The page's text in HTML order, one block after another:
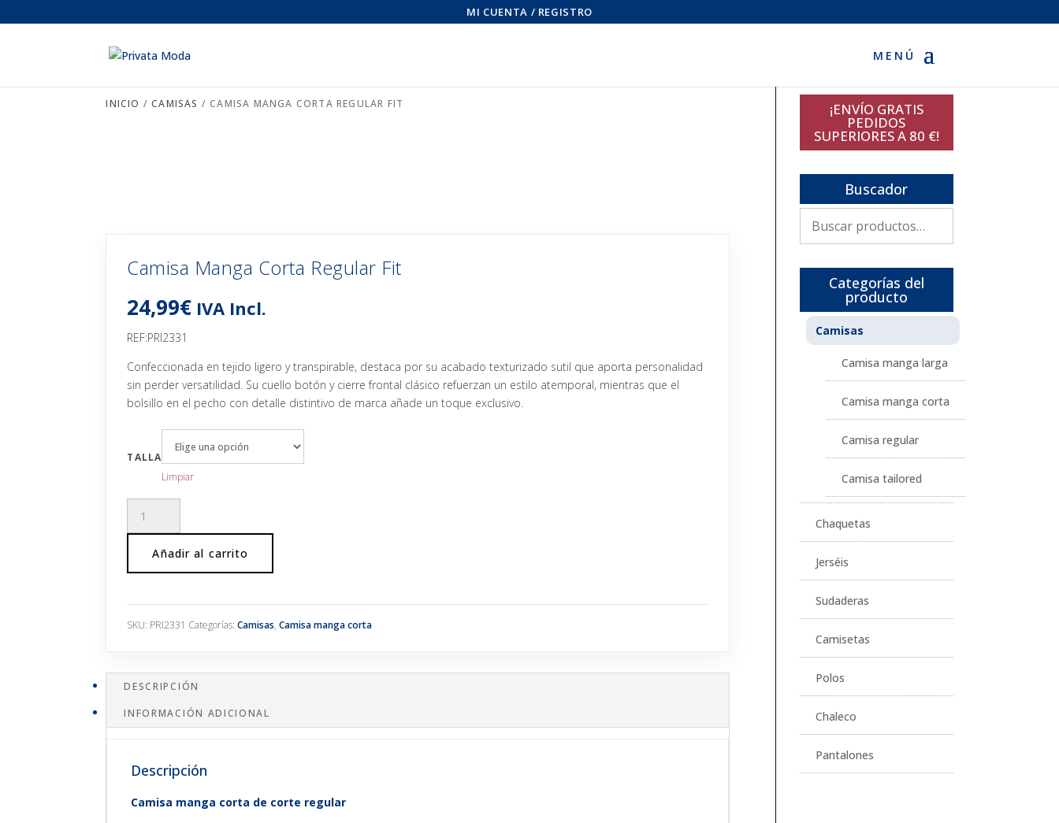
MI CUENTA / REGISTRO
INICIO /CAMISAS / CAMISA MANGA CORTA REGULAR FIT
Camisa Manga Corta Regular Fit
24,99€ IVA Incl.
REF:PRI2331
Confeccionada en tejido ligero y transpirable, destaca por su acabado texturizado sutil que aporta personalidad
sin perder versatilidad. Su cuello botón y cierre frontal clásico refuerzan un estilo atemporal, mientras que el
bolsillo en el pecho con detalle distintivo de marca añade un toque exclusivo.
TALLA
Limpiar
Manga
Regular
Añadir al carrito
SKU: PRI2331 Categorías:Camisas,Camisa manga corta
DESCRIPCIÓN
INFORMACIÓN ADICIONAL
Descripción
Camisa manga corta de corte regular
¡ENVÍO GRATIS
PEDIDOS
SUPERIORES A 80 €!
Buscador
por:
Categorías del
producto
Camisas
Camisa manga larga
Camisa manga corta
Camisa regular
Camisa tailored
Chaquetas
Jerséis
Sudaderas
Camisetas
Polos
Chaleco
Pantalones